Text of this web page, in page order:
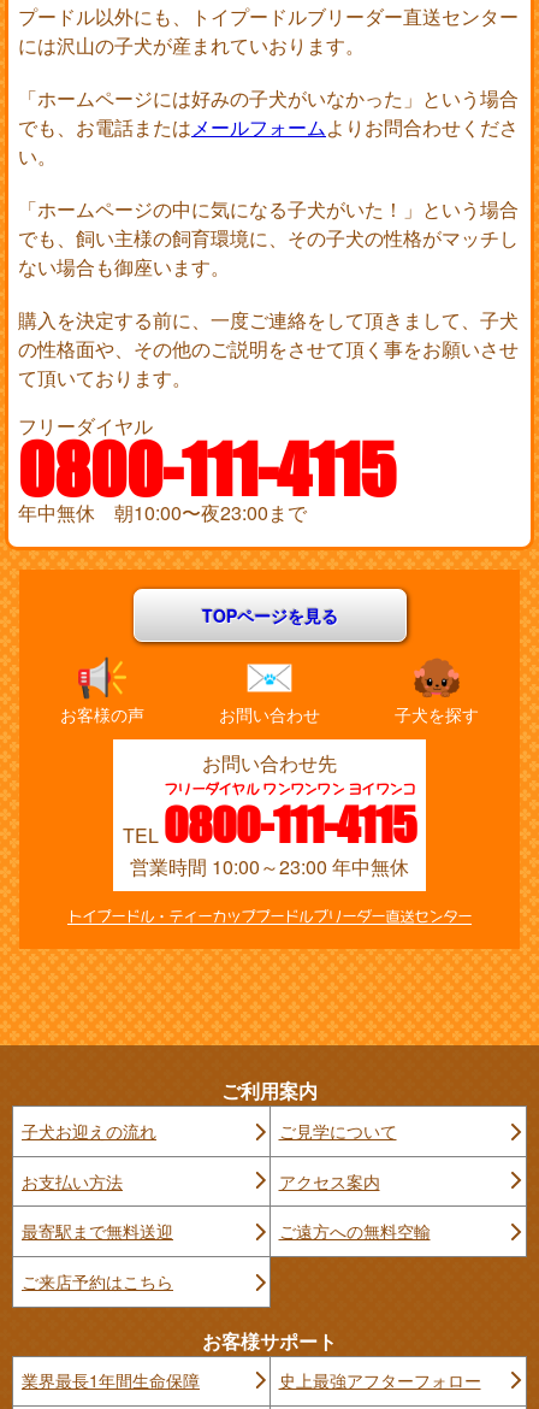
プードル以外にも、トイプードルブリーダー直送センター
には沢山の子犬が産まれていおります。
「ホームページには好みの子犬がいなかった」という場合
でも、お電話またはメールフォームよりお問合わせくださ
い。
「ホームページの中に気になる子犬がいた！」という場合
でも、飼い主様の飼育環境に、その子犬の性格がマッチし
ない場合も御座います。
購入を決定する前に、一度ご連絡をして頂きまして、子犬
の性格面や、その他のご説明をさせて頂く事をお願いさせ
て頂いております。
フリーダイヤル
0800-111-4115
年中無休 朝10:00〜夜23:00まで
TOPページを見る
お客様の声 お問い合わせ 子犬を探す
お問い合わせ先
TEL 0800-111-4115
フリーダイヤル ワンワンワン ヨイワンコ
営業時間 10:00～23:00 年中無休
トイプードル・ティーカッププードルブリーダー直送センター
ご利用案内
子犬お迎えの流れ ご見学について
お支払い方法 アクセス案内
最寄駅まで無料送迎 ご遠方への無料空輸
ご来店予約はこちら
お客様サポート
業界最長1年間生命保障 史上最強アフターフォロー